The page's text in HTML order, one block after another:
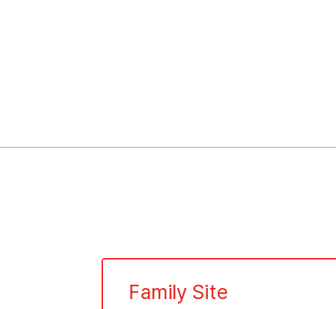
Family Site